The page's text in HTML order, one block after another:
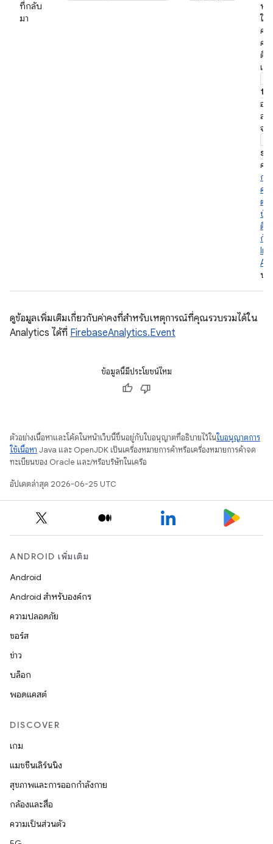
ที่กลับ
มา
หม
ใช้
ครั้
คุณ
ติด
เห
อย่
ส่ว
จะ
คุณ
กา
คว
ต่า
ข้อ
ติด
กั
บน
ดูข้อมูลเพิ่มเติมเกี่ยวกับค่าคงที่สำหรับเหตุการณ์ที่คุณรวบรวมได้ใน
Analytics ได้ที่ FirebaseAnalytics.Event
ข้อมูลนี้มีประโยชน์ไหม
ตัวอย่างเนื้อหาและโค้ดในหน้าเว็บนี้ขึ้นอยู่กับใบอนุญาตที่อธิบายไว้ในใบอนุญาตการ
ใช้เนื้อหา Java และ OpenJDK เป็นเครื่องหมายการค้าหรือเครื่องหมายการค้าจด
ทะเบียนของ Oracle และ/หรือบริษัทในเครือ
อัปเดตล่าสุด 2026-06-25 UTC
ANDROID เพิ่มเติม
Android
Android สำหรับองค์กร
ความปลอดภัย
ซอร์ส
ข่าว
บล็อก
พอดแคสต์
DISCOVER
เกม
แมชชีนเลิร์นนิง
สุขภาพและการออกกำลังกาย
กล้องและสื่อ
ความเป็นส่วนตัว